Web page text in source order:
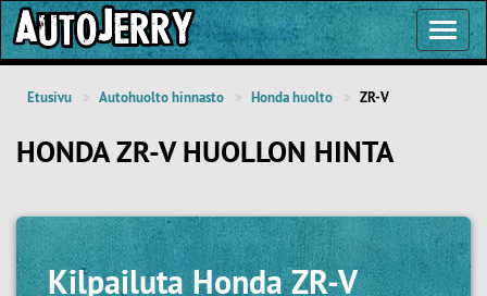
Etusivu Autohuolto hinnasto Honda huolto ZR-V
HONDA ZR-V HUOLLON HINTA
KilpailutaHonda ZR-V